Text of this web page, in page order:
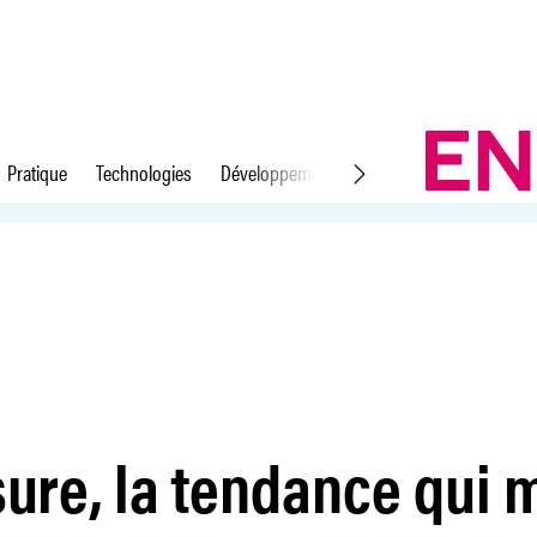
Pratique Technologies Développement durable Droit du travail
la tendance qui